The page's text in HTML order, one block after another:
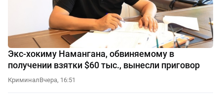
Экс-хокиму Намангана, обвиняемому в
получении взятки $60 тыс., вынесли приговор
КриминалВчера, 16:51